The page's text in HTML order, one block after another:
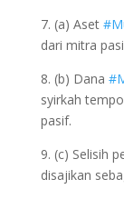
7. (a) Aset
dari mitra
8. (b) Dana
syirkah
pasif.
9. (c) Selisih
disajikan